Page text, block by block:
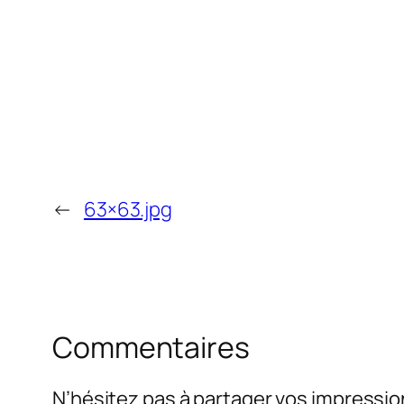
← 63×63.jpg
Commentaires
N’hésitez pas à partager vos